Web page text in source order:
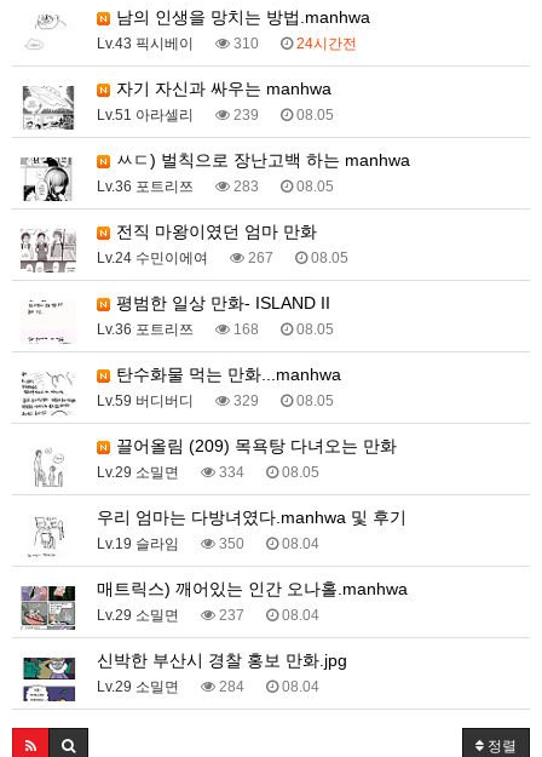
남의 인생을 망치는 방법.manhwa
Lv.43 픽시베이 310 24시간전
자기 자신과 싸우는 manhwa
Lv.51 아라셀리 239 08.05
ㅆㄷ) 벌칙으로 장난고백 하는 manhwa
Lv.36 포트리쯔 283 08.05
전직 마왕이였던 엄마 만화
Lv.24 수민이에여 267 08.05
평범한 일상 만화- ISLAND II
Lv.36 포트리쯔 168 08.05
탄수화물 먹는 만화...manhwa
Lv.59 버디버디 329 08.05
끌어올림 (209) 목욕탕 다녀오는 만화
Lv.29 소밀면 334 08.05
우리 엄마는 다방녀였다.manhwa 및 후기
Lv.19 슬라임 350 08.04
매트릭스) 깨어있는 인간 오나홀.manhwa
Lv.29 소밀면 237 08.04
신박한 부산시 경찰 홍보 만화.jpg
Lv.29 소밀면 284 08.04
정렬